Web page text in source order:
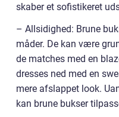
skaber et sofistikeret
– Allsidighed: Brune
måder. De kan være
de matches med en
dresses ned med en
mere afslappet look.
kan brune bukser